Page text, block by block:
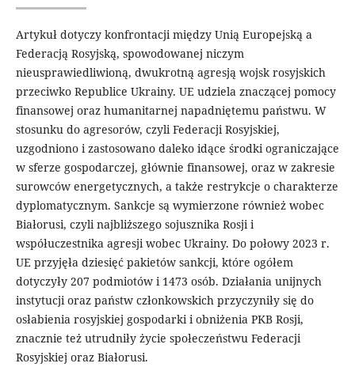
Artykuł dotyczy konfrontacji między Unią Europejską a
Federacją Rosyjską, spowodowanej niczym
nieusprawiedliwioną, dwukrotną agresją wojsk rosyjskich
przeciwko Republice Ukrainy. UE udziela znaczącej pomocy
finansowej oraz humanitarnej napadniętemu państwu. W
stosunku do agresorów, czyli Federacji Rosyjskiej,
uzgodniono i zastosowano daleko idące środki ograniczające
w sferze gospodarczej, głównie finansowej, oraz w zakresie
surowców energetycznych, a także restrykcje o charakterze
dyplomatycznym. Sankcje są wymierzone również wobec
Białorusi, czyli najbliższego sojusznika Rosji i
współuczestnika agresji wobec Ukrainy. Do połowy 2023 r.
UE przyjęła dziesięć pakietów sankcji, które ogółem
dotyczyły 207 podmiotów i 1473 osób. Działania unijnych
instytucji oraz państw członkowskich przyczyniły się do
osłabienia rosyjskiej gospodarki i obniżenia PKB Rosji,
znacznie też utrudniły życie społeczeństwu Federacji
Rosyjskiej oraz Białorusi.